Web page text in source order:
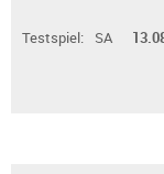
Testspiel: SA